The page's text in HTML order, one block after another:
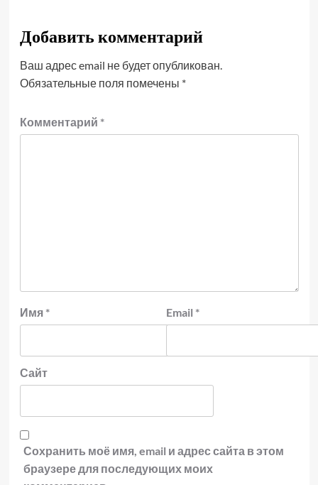
Добавить комментарий
Ваш адрес email не будет опубликован.
Обязательные поля помечены *
Комментарий *
Имя * Email *
Сайт
Сохранить моё имя, email и адрес сайта в этом
браузере для последующих моих